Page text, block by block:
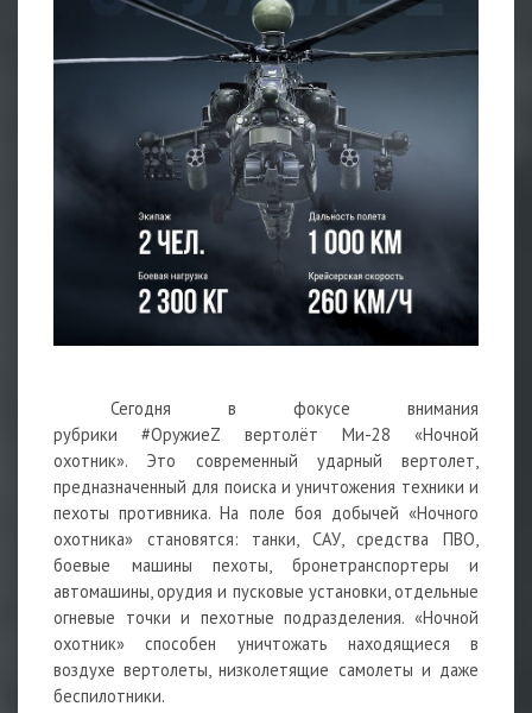
Сегодня в фокусе внимания
рубрики#ОружиеZ вертолёт Ми-28 «Ночной
охотник». Это современный ударный вертолет,
предназначенный для поиска и уничтожения техники и
пехоты противника. На поле боя добычей «Ночного
охотника» становятся: танки, САУ, средства ПВО,
боевые машины пехоты,бронетранспортеры и
автомашины, орудия и пусковые установки, отдельные
огневые точки и пехотные подразделения. «Ночной
охотник» способен уничтожать находящиеся в
воздухе вертолеты, низколетящие самолеты и даже
беспилотники.